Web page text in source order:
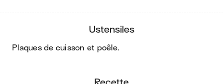
ustensiles
plaques de cuisson et poêle.